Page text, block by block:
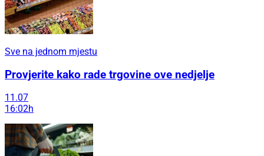
Sve na jednom mjestu
Provjerite kako rade trgovine ove nedjelje
11.07
16:02h